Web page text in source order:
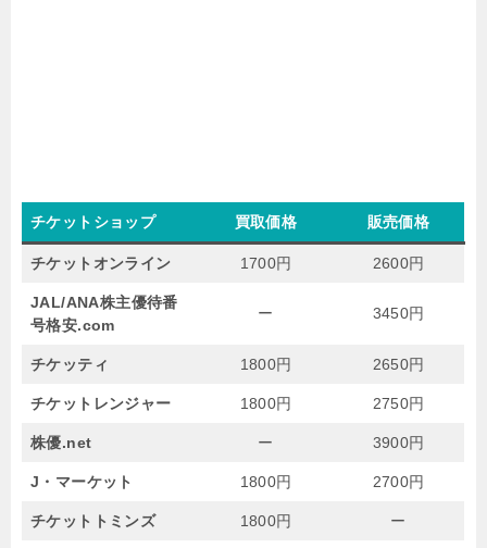
チケットショップ 買取価格 販売価格
チケットオンライン 1700円 2600円
JAL/ANA株主優待番
号格安.com
ー 3450円
チケッティ 1800円 2650円
チケットレンジャー 1800円 2750円
株優.net ー 3900円
J・マーケット 1800円 2700円
チケットトミンズ 1800円 ー